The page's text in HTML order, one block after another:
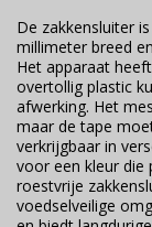
De zakkensluiter
millimeter breed
Het apparaat
overtollig plastic
afwerking. Het
maar de tape
verkrijgbaar in
voor een kleur die
roestvrije
voedselveilige